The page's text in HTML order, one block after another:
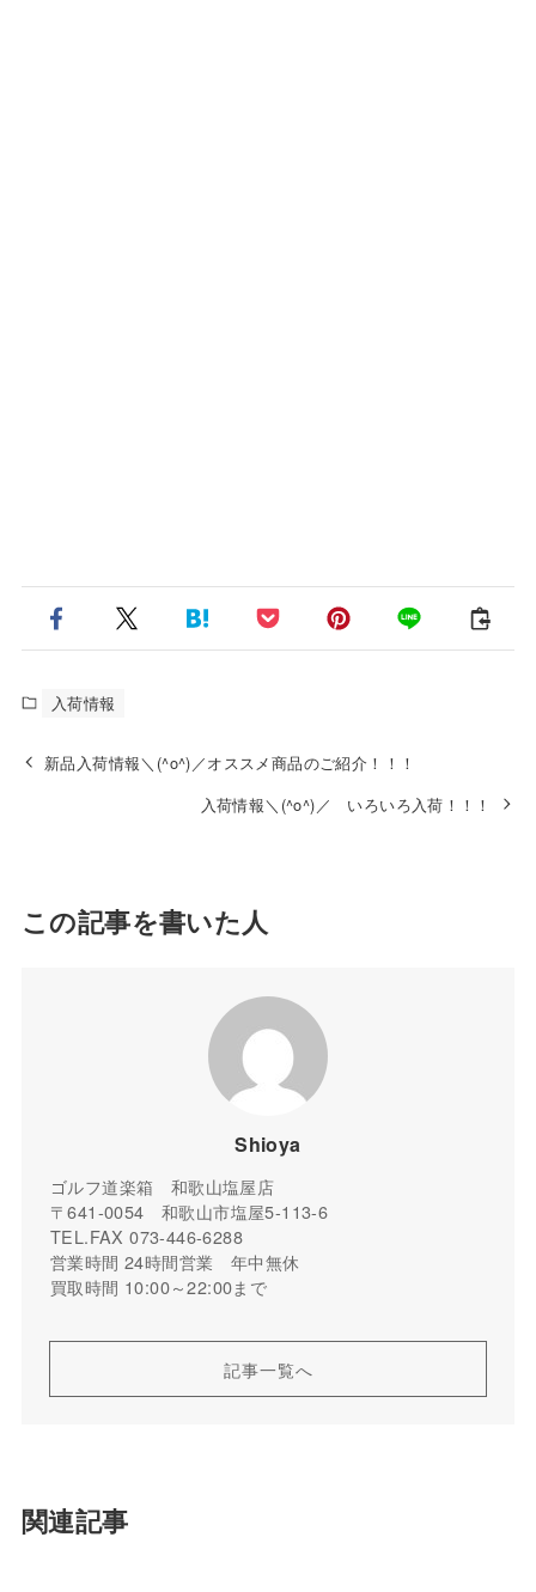
入荷情報
新品入荷情報＼(^o^)／オススメ商品のご紹介！！！
入荷情報＼(^o^)／ いろいろ入荷！！！
この記事を書いた人
Shioya
ゴルフ道楽箱 和歌山塩屋店
〒641-0054 和歌山市塩屋5-113-6
TEL.FAX 073-446-6288
営業時間 24時間営業 年中無休
買取時間 10:00～22:00まで
記事一覧へ
関連記事